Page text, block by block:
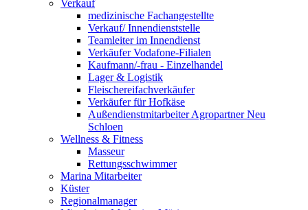
Verkauf
medizinische Fachangestellte
Verkauf/ Innendienststelle
Teamleiter im Innendienst
Verkäufer Vodafone-Filialen
Kaufmann/-frau - Einzelhandel
Lager & Logistik
Fleischereifachverkäufer
Verkäufer für Hofkäse
Außendienstmitarbeiter Agropartner Neu
Schloen
Wellness & Fitness
Masseur
Rettungsschwimmer
Marina Mitarbeiter
Küster
Regionalmanager